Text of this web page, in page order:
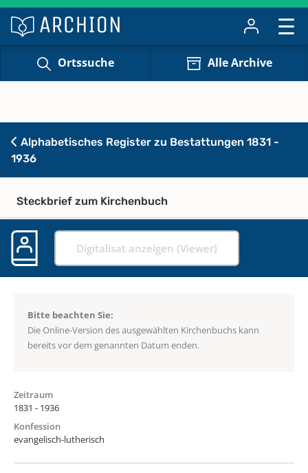
Ortssuche Alle Archive
Alphabetisches Register zu Bestattungen 1831 -
1936
Steckbrief zum Kirchenbuch
Digitalisat anzeigen (Viewer)
Bitte beachten Sie:
Die Online-Version des ausgewählten Kirchenbuchs kann
bereits vor dem genannten Datum enden.
Zeitraum
1831 - 1936
Konfession
evangelisch-lutherisch